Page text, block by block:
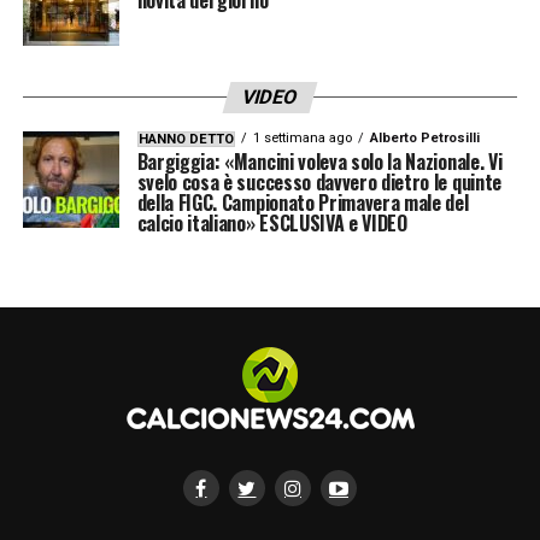
VIDEO
HANNO DETTO 1 settimana ago Alberto Petrosilli
Bargiggia: «Mancini voleva solo la Nazionale. Vi
svelo cosa è successo davvero dietro le quinte
della FIGC. Campionato Primavera male del
calcio italiano» ESCLUSIVA e VIDEO